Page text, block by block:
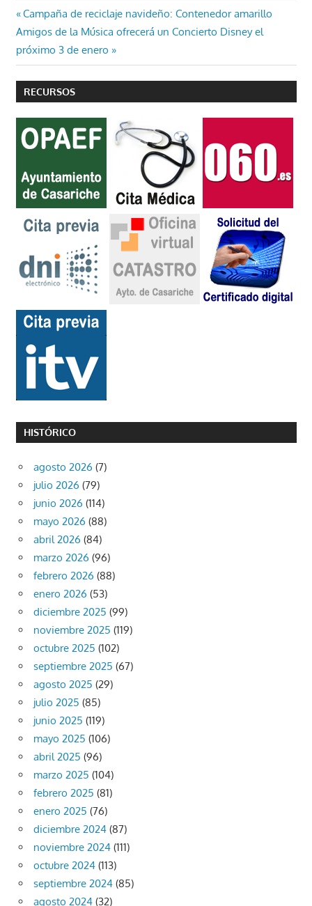
Navegación
de
entradas
Entrada
anterior:
Campaña de reciclaje navideño: Contenedor amarillo
Entrada
siguiente:
Amigos de la Música ofrecerá un Concierto Disney el
próximo 3 de enero
RECURSOS
HISTÓRICO
agosto 2026 (7)
julio 2026 (79)
junio 2026 (114)
mayo 2026 (88)
abril 2026 (84)
marzo 2026 (96)
febrero 2026 (88)
enero 2026 (53)
diciembre 2025 (99)
noviembre 2025 (119)
octubre 2025 (102)
septiembre 2025 (67)
agosto 2025 (29)
julio 2025 (85)
junio 2025 (119)
mayo 2025 (106)
abril 2025 (96)
marzo 2025 (104)
febrero 2025 (81)
enero 2025 (76)
diciembre 2024 (87)
noviembre 2024 (111)
octubre 2024 (113)
septiembre 2024 (85)
agosto 2024 (32)